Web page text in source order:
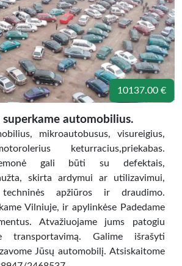
10137.00 €
superkame automobilius.
mikroautobusus, visureigius,
keturracius,priekabas.
gali būti su defektais,
skirta ardymui ar utilizavimui,
apžiūros ir draudimo.
Vilniuje, ir apylinkėse Padedame
Atvažiuojame jums patogiu
transportavimą. Galime išrašyti
Jūsų automobilį. Atsiskaitome